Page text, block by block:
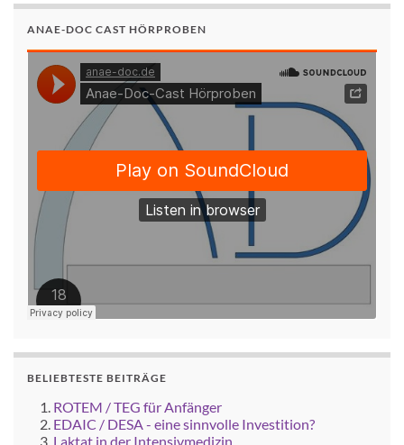
ANAE-DOC CAST HÖRPROBEN
BELIEBTESTE BEITRÄGE
ROTEM / TEG für Anfänger
EDAIC / DESA - eine sinnvolle Investition?
Laktat in der Intensivmedizin